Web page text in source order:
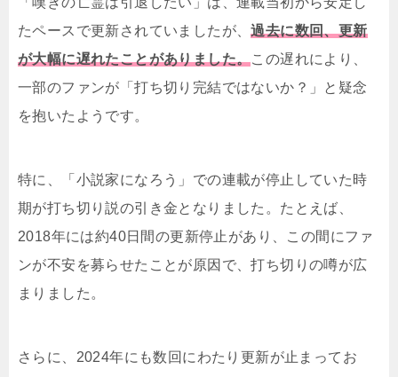
たペースで更新されていましたが、過去に数回、更新
が大幅に遅れたことがありました。この遅れにより、
一部のファンが「打ち切り完結ではないか？」と疑念
を抱いたようです。
特に、「小説家になろう」での連載が停止していた時
期が打ち切り説の引き金となりました。たとえば、
2018年には約40日間の更新停止があり、この間にファ
ンが不安を募らせたことが原因で、打ち切りの噂が広
まりました。
さらに、2024年にも数回にわたり更新が止まってお